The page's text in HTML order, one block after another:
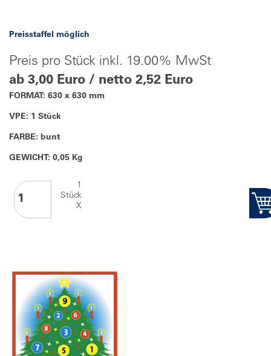
Preisstaffel möglich
Preis pro Stück inkl. 19.00% MwSt
ab 3,00 Euro / netto 2,52 Euro
FORMAT: 630 x 630 mm
VPE: 1 Stück
FARBE: bunt
GEWICHT: 0,05 Kg
1
Stück
X